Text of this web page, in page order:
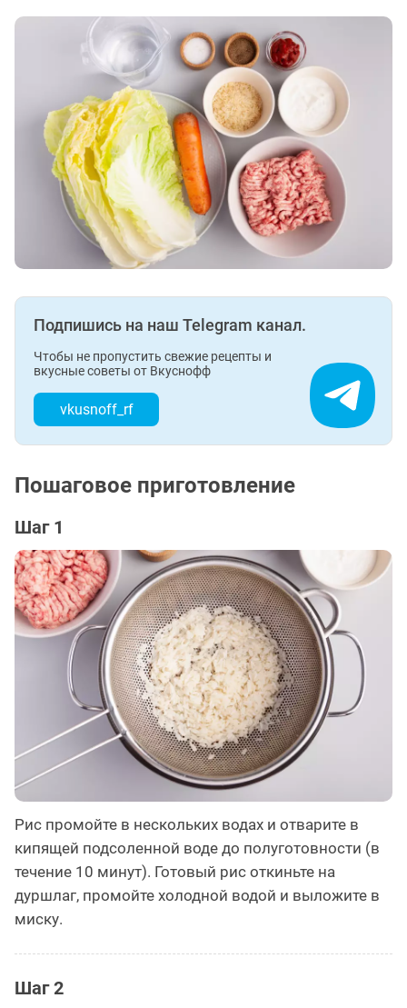
Подпишись на наш Telegram канал.
Чтобы не пропустить свежие рецепты и
вкусные советы от Вкуснофф
vkusnoff_rf
Пошаговое приготовление
Шаг 1
Рис промойте в нескольких водах и отварите в
кипящей подсоленной воде до полуготовности (в
течение 10 минут). Готовый рис откиньте на
дуршлаг, промойте холодной водой и выложите в
миску.
Шаг 2